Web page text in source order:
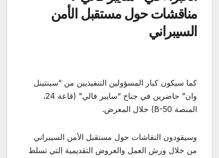
مناقشات حول مستقبل الأمن
السيبراني
كما سيكون كبار المسؤولين التنفيذيين من “سينتينل
وان” حاضرين في جناح “سايبر فالي” (قاعة 24،
المنصة B-50) خلال المعرض.
وسيقودون النقاشات حول مستقبل الأمن السيبراني
من خلال ورش العمل والعروض التقديمية التي تسلط